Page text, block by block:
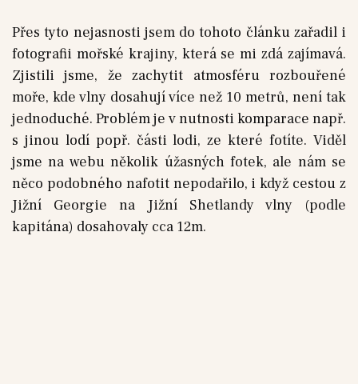
Přes tyto nejasnosti jsem do tohoto článku zařadil i
fotografii mořské krajiny, která se mi zdá zajímavá.
Zjistili jsme, že zachytit atmosféru rozbouřené
moře, kde vlny dosahují více než 10 metrů, není tak
jednoduché. Problém je v nutnosti komparace např.
s jinou lodí popř. části lodi, ze které fotíte. Viděl
jsme na webu několik úžasných fotek, ale nám se
něco podobného nafotit nepodařilo, i když cestou z
Jižní Georgie na Jižní Shetlandy vlny (podle
kapitána) dosahovaly cca 12m.